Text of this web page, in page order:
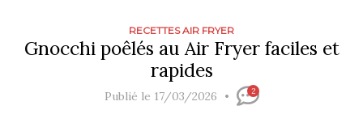
RECETTES AIR FRYER
Gnocchi poêlés au Air Fryer faciles et
rapides
Publié le 17/03/2026 2